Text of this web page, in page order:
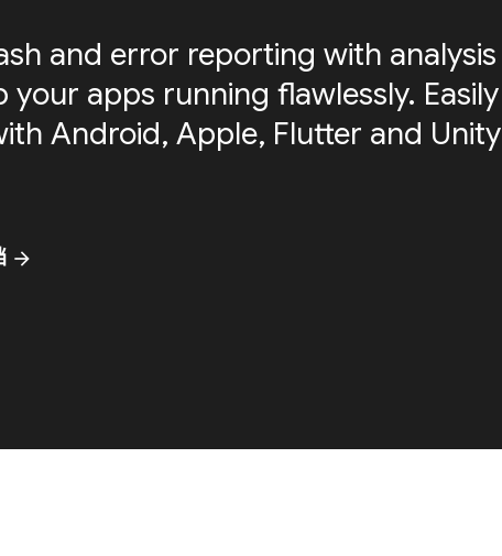
and error reporting with analysis
your apps running flawlessly. Easily
Android, Apple, Flutter and Unity
arrow_forward